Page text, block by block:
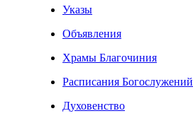
Указы
Объявления
Храмы Благочиния
Расписания Богослужений
Духовенство